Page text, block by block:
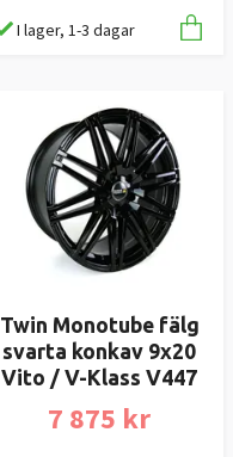
I lager, 1-3 dagar
Twin Monotube fälg
svarta konkav 9x20
Vito / V-Klass V447
7 875 kr